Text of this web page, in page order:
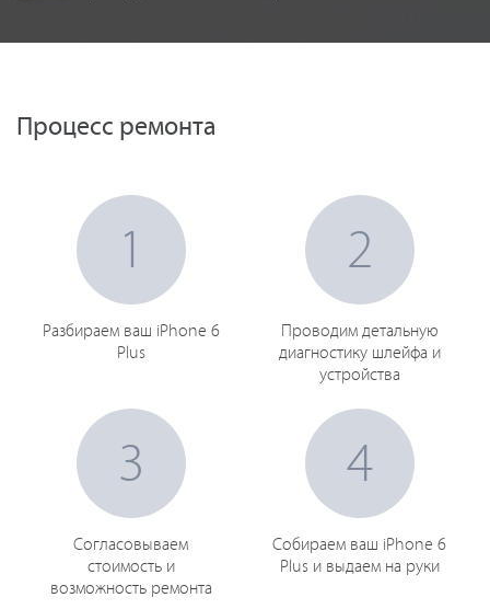
Процесс ремонта
1
Разбираем ваш iPhone 6
Plus
2
Проводим детальную
диагностику шлейфа и
устройства
3
Согласовываем
стоимость и
возможность ремонта
4
Собираем ваш iPhone 6
Plus и выдаем на руки